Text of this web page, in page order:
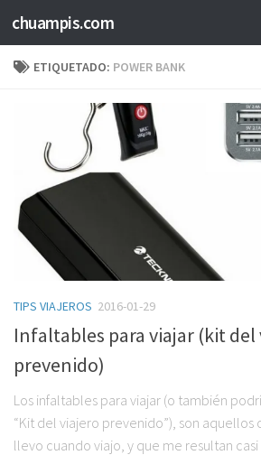
chuampis.com
ETIQUETADO: POWER BANK
TIPS VIAJEROS 2016-01-29
Infaltables para viajar (kit del
prevenido)
Los infaltables para viajar (o también
“Kit del viajero prevenido”), son
llevo cuando viajo, y que me resultan